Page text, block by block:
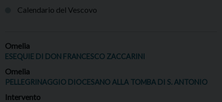
Calendario del Vescovo
Omelia
ESEQUIE DI DON FRANCESCO ZACCARINI
Omelia
PELLEGRINAGGIO DIOCESANO ALLA TOMBA DI S. ANTONIO
Intervento